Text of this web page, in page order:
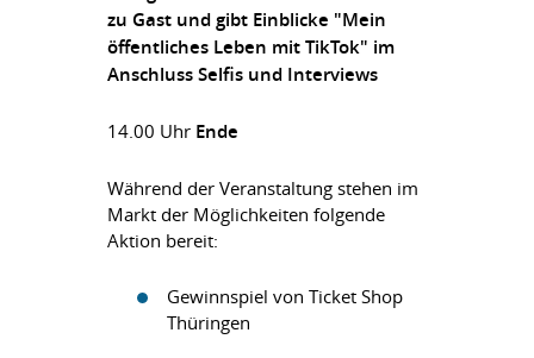
zu Gast und gibt Einblicke "Mein
öffentliches Leben mit TikTok" im
Anschluss Selfis und Interviews
14.00 Uhr Ende
Während der Veranstaltung stehen im
Markt der Möglichkeiten folgende
Aktion bereit:
Gewinnspiel von Ticket Shop
Thüringen